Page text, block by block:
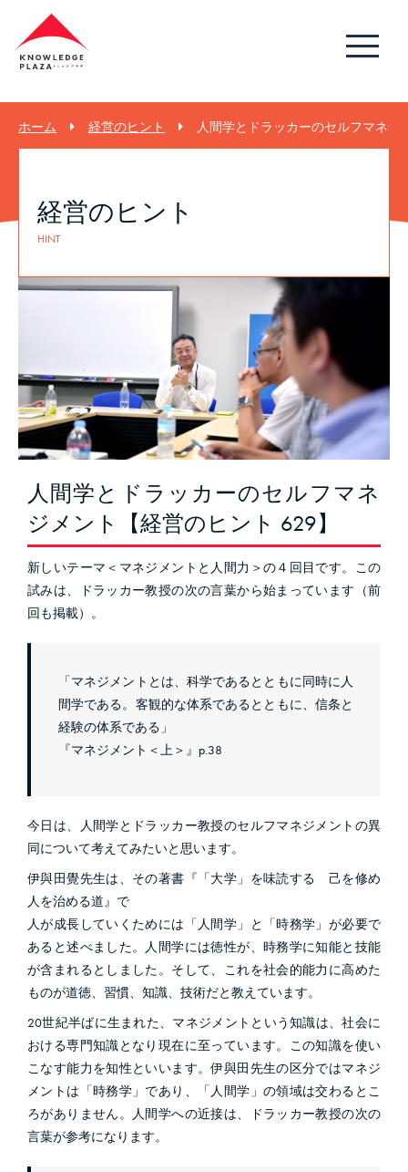
ホーム 経営のヒント 人間学とドラッカーのセルフマネジ
経営のヒント
HINT
人間学とドラッカーのセルフマネ
ジメント【経営のヒント 629】
新しいテーマ＜マネジメントと人間力＞の４回目です。この
試みは、ドラッカー教授の次の言葉から始まっています（前
回も掲載）。
「マネジメントとは、科学であるとともに同時に人
間学である。客観的な体系であるとともに、信条と
経験の体系である」
『マネジメント＜上＞』p.38
今日は、人間学とドラッカー教授のセルフマネジメントの異
同について考えてみたいと思います。
伊與田覺先生は、その著書『「大学」を味読する 己を修め
人を治める道』で
人が成長していくためには「人間学」と「時務学」が必要で
あると述べました。人間学には徳性が、時務学に知能と技能
が含まれるとしました。そして、これを社会的能力に高めた
ものが道徳、習慣、知識、技術だと教えています。
20世紀半ばに生まれた、マネジメントという知識は、社会に
おける専門知識となり現在に至っています。この知識を使い
こなす能力を知性といいます。伊與田先生の区分ではマネジ
メントは「時務学」であり、「人間学」の領域は交わるとこ
ろがありません。人間学への近接は、ドラッカー教授の次の
言葉が参考になります。